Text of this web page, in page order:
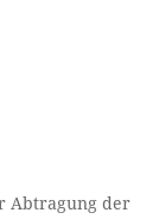
Abtragung der